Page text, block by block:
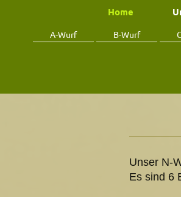
Home
A-Wurf B-Wurf
Unser N-
Es sind 6